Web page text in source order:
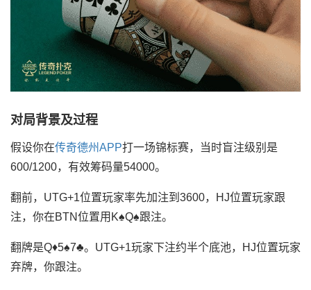
对局背景及过程
假设你在传奇德州APP打一场锦标赛，当时盲注级别是
600/1200，有效筹码量54000。
翻前，UTG+1位置玩家率先加注到3600，HJ位置玩家跟
注，你在BTN位置用K♠Q♠跟注。
翻牌是Q♦5♠7♣。UTG+1玩家下注约半个底池，HJ位置玩家
弃牌，你跟注。